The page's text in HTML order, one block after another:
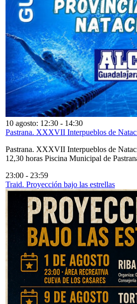
10 agosto: 12:30 - 14:30
Pastrana. XXXVII Interpueblos de
Pastrana. XXXVII Interpueblos de
12,30 horas Piscina Municipal de
23:00 - 23:59
Traid. Proyección bajo las estrellas